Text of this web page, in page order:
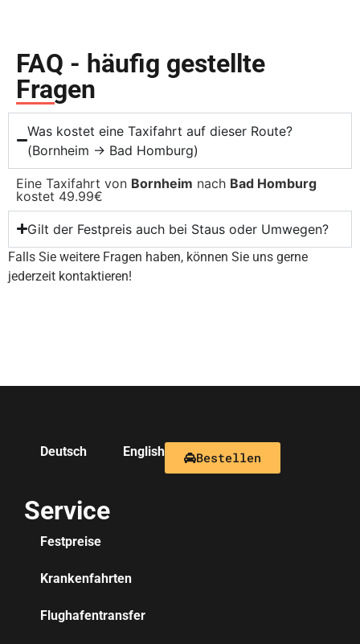
FAQ - häufig gestellte
Fragen
Was kostet eine Taxifahrt auf dieser Route?
(Bornheim → Bad Homburg)
Eine Taxifahrt von Bornheim nach Bad Homburg
kostet 49.99€
Gilt der Festpreis auch bei Staus oder Umwegen?
Falls Sie weitere Fragen haben, können Sie uns gerne
jederzeit kontaktieren!
Deutsch English Bestellen
Service
Festpreise
Krankenfahrten
Flughafentransfer